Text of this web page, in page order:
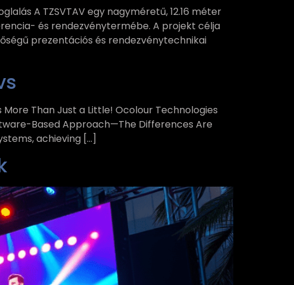
A TZSVTAV egy nagyméretű, 12.16 méter
és rendezvénytermébe. A projekt célja
prezentációs és rendezvénytechnikai
Than Just a Little! Ocolour Technologies
Based Approach—The Differences Are
achieving […]